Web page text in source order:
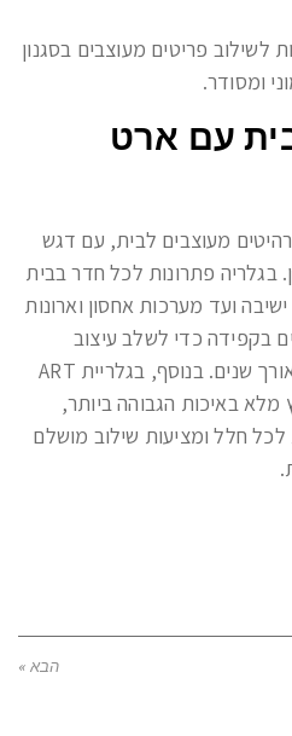
לשילוב פריטים מעוצבים בסגנון
ומסודר.
עם ארט
מעוצבים לבית, עם דגש
בגלריה פתרונות לכל חדר בבית
ועד מערכות אחסון וארונות
בקפידה כדי לשלב עיצוב
מודרני וקלאסי עם עמידות לאורך שנים. בנוסף, בגלריית ART
מלא באיכות הגבוהה ביותר,
לכל חלל ומציעות שילוב מושלם
הבא »